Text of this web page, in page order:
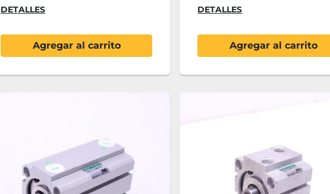
DETALLES
Agregar al carrito
DETALLES
Agregar al carrito